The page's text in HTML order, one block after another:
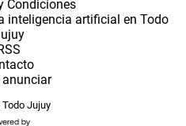
Condiciones
inteligencia artificial en Todo
anunciar
Jujuy